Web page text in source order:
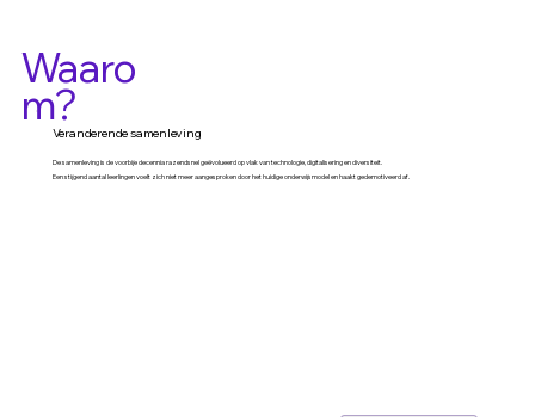
Veranderende samenleving
De samenleving is de voorbije decennia razendsnel geëvolueerd op vlak van technologie, digitalisering en diversiteit.
Een stijgend aantal leerlingen voelt zich niet meer aangesproken door het huidige onderwijsmodel en haakt gedemotiveerd af.
Waaro
m?